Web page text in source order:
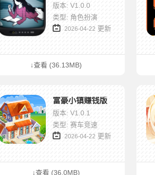
版本: V1.0.0
类型: 角色扮演
2026-04-22 更新
↓查看 (36.13MB)
富豪小镇赚钱版
版本: V1.0.1
类型: 赛车竞速
2026-04-22 更新
↓查看 (36.0MB)